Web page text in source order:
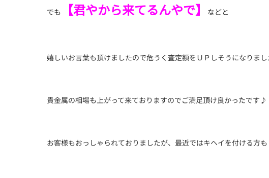
でも 【君やから来てるんやで】 などと
嬉しいお言葉も頂けましたので危うく査定額をＵＰしそうになりまし
貴金属の相場も上がって来ておりますのでご満足頂け良かったです♪
お客様もおっしゃられておりましたが、最近ではキヘイを付ける方も